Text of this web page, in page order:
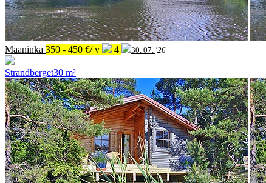
Maaninka 350 - 450 €/ v 4 30. 07. '26
Strandberget30 m²